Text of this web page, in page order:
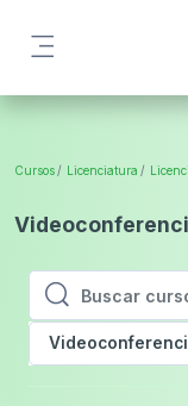
Cursos Licenciatura
Buscar cursos
Buscar cursos